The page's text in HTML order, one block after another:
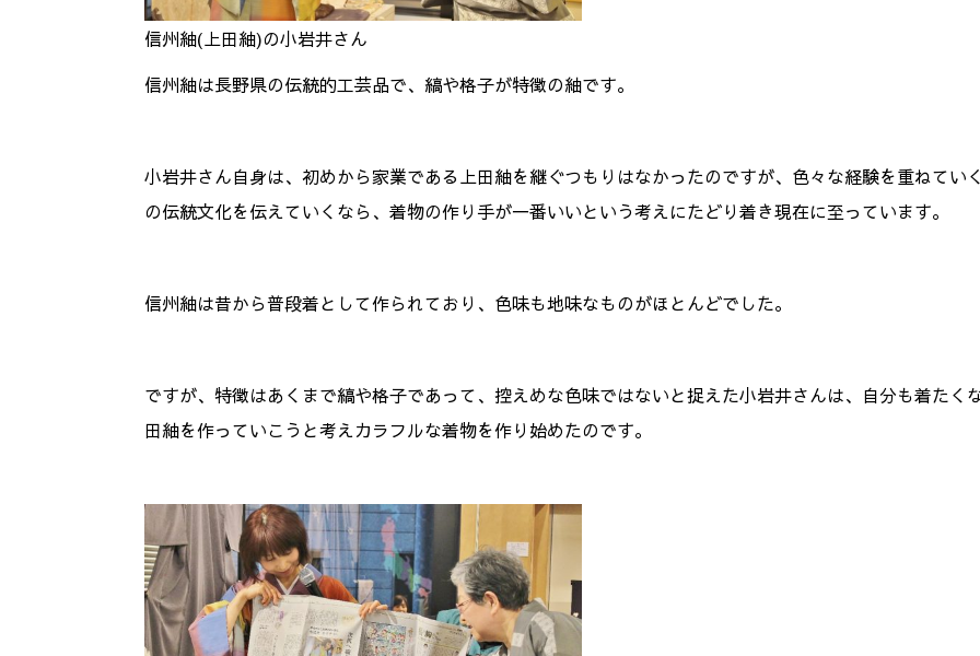
信州紬(上田紬)の小岩井さん
信州紬は長野県の伝統的工芸品で、縞や格子が特徴の紬です。
小岩井さん自身は、初めから家業である上田紬を継ぐつもりはなかったのですが、色々な経験を重ねてい
の伝統文化を伝えていくなら、着物の作り手が一番いいという考えにたどり着き現在に至っています。
信州紬は昔から普段着として作られており、色味も地味なものがほとんどでした。
ですが、特徴はあくまで縞や格子であって、控えめな色味ではないと捉えた小岩井さんは、自分も着たく
田紬を作っていこうと考えカラフルな着物を作り始めたのです。